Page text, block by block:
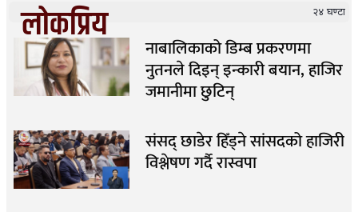
लोकप्रिय २४ घण्टा
नाबालिकाको डिम्ब प्रकरणमा
नुतनले दिइन् इन्कारी बयान, हाजिर
जमानीमा छुटिन्
संसद् छाडेर हिँड्ने सांसदको हाजिरी
विश्लेषण गर्दै रास्वपा